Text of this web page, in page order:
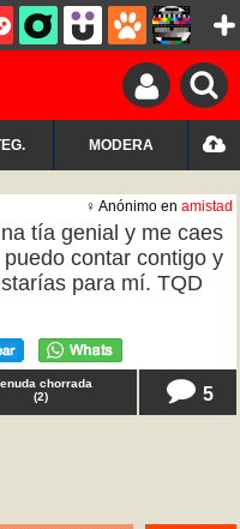
MODERA
♀ Anónimo en amistad
tía genial y me caes
contar contigo y
para mí. TQD
chorrada
(2) 5